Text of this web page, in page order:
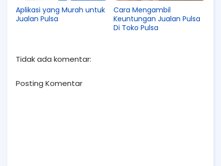
Aplikasi yang Murah untuk
Jualan Pulsa
Cara Mengambil
Keuntungan Jualan Pulsa
Di Toko Pulsa
Tidak ada komentar:
Posting Komentar